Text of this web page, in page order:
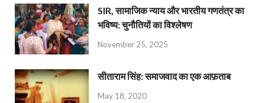
SIR, सामाजिक न्याय और भारतीय गणतंत्र का
भविष्य: चुनौतियों का विश्लेषण
November 25, 2025
सीताराम सिंह: समाजवाद का एक आफ़ताब
May 18, 2020